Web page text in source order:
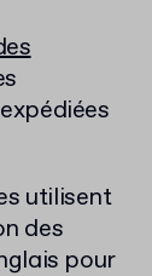
utilisent
des
pour